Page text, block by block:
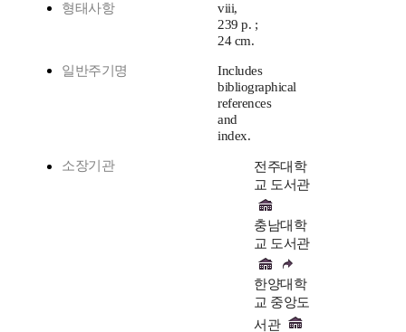
형태사항
viii,
239 p. ;
24 cm.
일반주기명
Includes
bibliographical
references
and
index.
소장기관
전주대학
교 도서관
충남대학
교 도서관
한양대학
교 중앙도
서관